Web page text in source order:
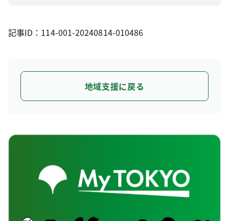
記事ID：114-001-20240814-010486
地域支援に戻る